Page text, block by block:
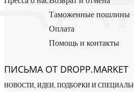
Таможенные пошлины
Оплата
Помощь и контакты
ПИСЬМА ОТ DROPP.MARKET
НОВОСТИ, ИДЕИ, ПОДБОРКИ И